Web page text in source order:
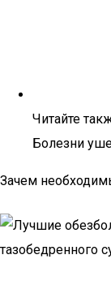
Читайте
Болезни
Зачем